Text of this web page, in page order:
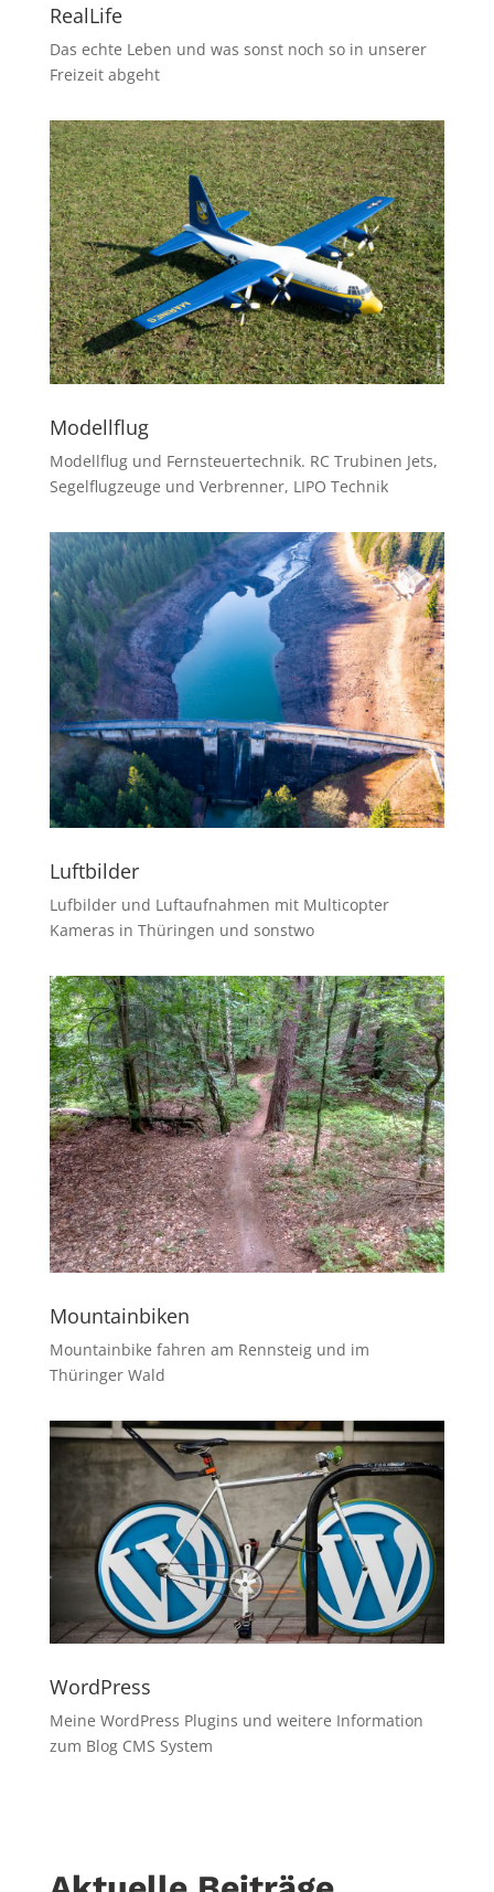
RealLife
Das echte Leben und was sonst noch so in unserer
Freizeit abgeht
Modellflug
Modellflug und Fernsteuertechnik. RC Trubinen Jets,
Segelflugzeuge und Verbrenner, LIPO Technik
Luftbilder
Lufbilder und Luftaufnahmen mit Multicopter
Kameras in Thüringen und sonstwo
Mountainbiken
Mountainbike fahren am Rennsteig und im
Thüringer Wald
WordPress
Meine WordPress Plugins und weitere Information
zum Blog CMS System